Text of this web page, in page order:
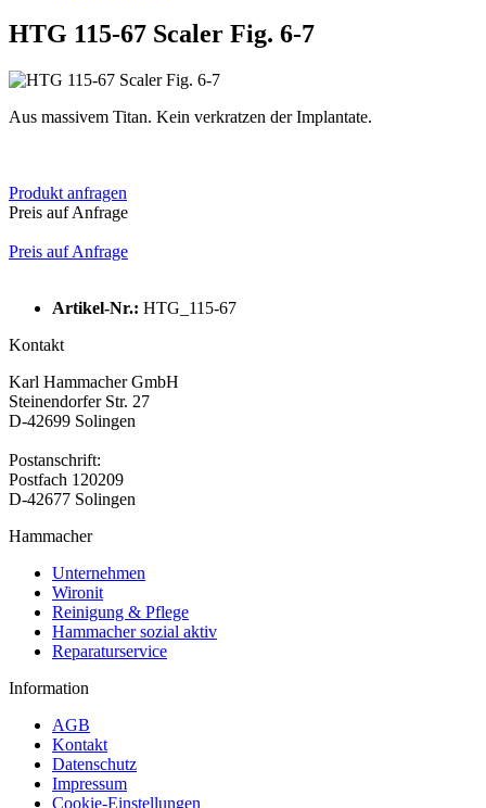
HTG 115-67 Scaler Fig. 6-7
Aus massivem Titan. Kein verkratzen der Implantate.
Produkt anfragen
Preis auf Anfrage
Preis auf Anfrage
Artikel-Nr.: HTG_115-67
Kontakt
Karl Hammacher GmbH
Steinendorfer Str. 27
D-42699 Solingen
Postanschrift:
Postfach 120209
D-42677 Solingen
Hammacher
Unternehmen
Wironit
Reinigung & Pflege
Hammacher sozial aktiv
Reparaturservice
Information
AGB
Kontakt
Datenschutz
Impressum
Cookie-Einstellungen